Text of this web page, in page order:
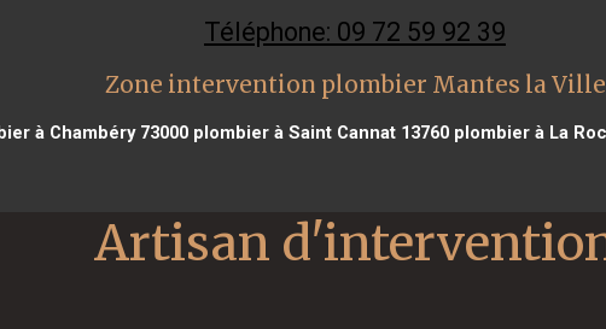
Téléphone: 09 72 59 92 39
Zone intervention plombier Mantes la Ville
à Chambéry 73000plombier à Saint Cannat 13760plombier à La
Artisan